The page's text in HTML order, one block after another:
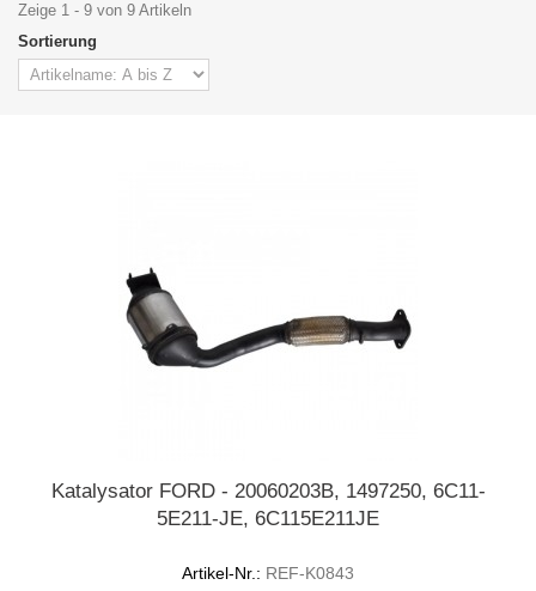
Zeige 1 - 9 von 9 Artikeln
Sortierung
Katalysator FORD - 20060203B, 1497250, 6C11-
5E211-JE, 6C115E211JE
Artikel-Nr.: REF-K0843